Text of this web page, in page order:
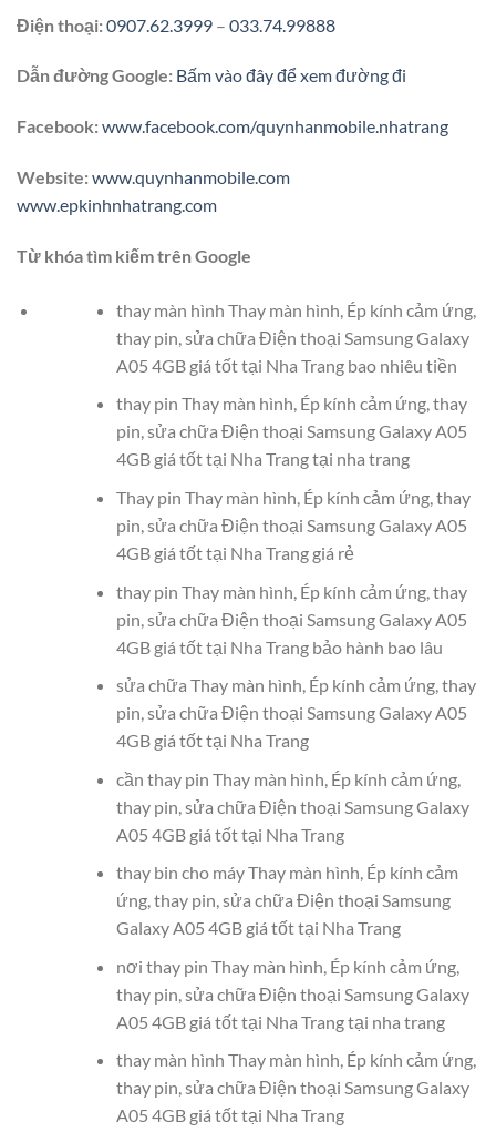
Điện thoại:0907.62.3999 – 033.74.99888
Dẫn đường Google: Bấm vào đây để xem đường đi
Facebook:www.facebook.com/quynhanmobile.nhatrang
Website:www.quynhanmobile.com
www.epkinhnhatrang.com
Từ khóa tìm kiếm trên Google
thay màn hình Thay màn hình, Ép kính cảm ứng,
thay pin, sửa chữa Điện thoại Samsung Galaxy
A05 4GB giá tốt tại Nha Trang bao nhiêu tiền
thay pin Thay màn hình, Ép kính cảm ứng, thay
pin, sửa chữa Điện thoại Samsung Galaxy A05
4GB giá tốt tại Nha Trang tại nha trang
Thay pin Thay màn hình, Ép kính cảm ứng, thay
pin, sửa chữa Điện thoại Samsung Galaxy A05
4GB giá tốt tại Nha Trang giá rẻ
thay pin Thay màn hình, Ép kính cảm ứng, thay
pin, sửa chữa Điện thoại Samsung Galaxy A05
4GB giá tốt tại Nha Trang bảo hành bao lâu
sửa chữa Thay màn hình, Ép kính cảm ứng, thay
pin, sửa chữa Điện thoại Samsung Galaxy A05
4GB giá tốt tại Nha Trang
cần thay pin Thay màn hình, Ép kính cảm ứng,
thay pin, sửa chữa Điện thoại Samsung Galaxy
A05 4GB giá tốt tại Nha Trang
thay bin cho máy Thay màn hình, Ép kính cảm
ứng, thay pin, sửa chữa Điện thoại Samsung
Galaxy A05 4GB giá tốt tại Nha Trang
nơi thay pin Thay màn hình, Ép kính cảm ứng,
thay pin, sửa chữa Điện thoại Samsung Galaxy
A05 4GB giá tốt tại Nha Trang tại nha trang
thay màn hình Thay màn hình, Ép kính cảm ứng,
thay pin, sửa chữa Điện thoại Samsung Galaxy
A05 4GB giá tốt tại Nha Trang